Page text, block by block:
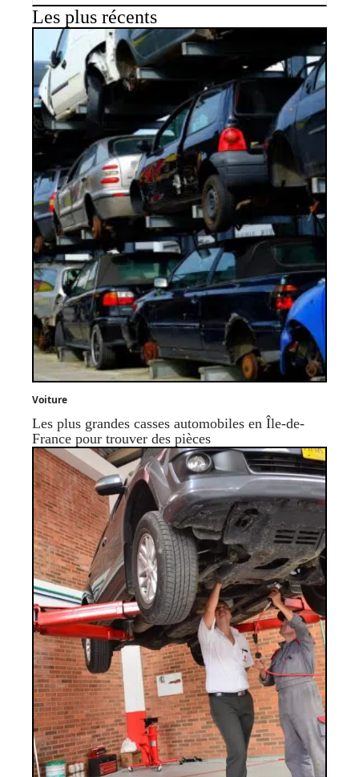
Les plus récents
Voiture
Les plus grandes casses automobiles en Île-de-
France pour trouver des pièces